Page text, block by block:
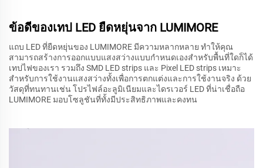
ข้อดีของเทป LED ยืดหยุ่นจาก LUMIMORE
แถบ LED ที่ยืดหยุ่นของ LUMIMORE มีความหลากหลาย ทำให้คุณ
สามารถสร้างการออกแบบแสงสว่างแบบกำหนดเองสำหรับพื้นที่ใดก็ได้
เทปไฟของเรา รวมถึง SMD LED strips และ Pixel LED strips เหมาะ
สำหรับการใช้งานแสงสว่างทั้งเพื่อการตกแต่งและการใช้งานจริง ด้วย
วัสดุที่ทนทานเช่น โปรไฟล์อะลูมิเนียมและไดรเวอร์ LED ที่น่าเชื่อถือ
LUMIMORE มอบโซลูชันที่ทั้งมีประสิทธิภาพและคงทน